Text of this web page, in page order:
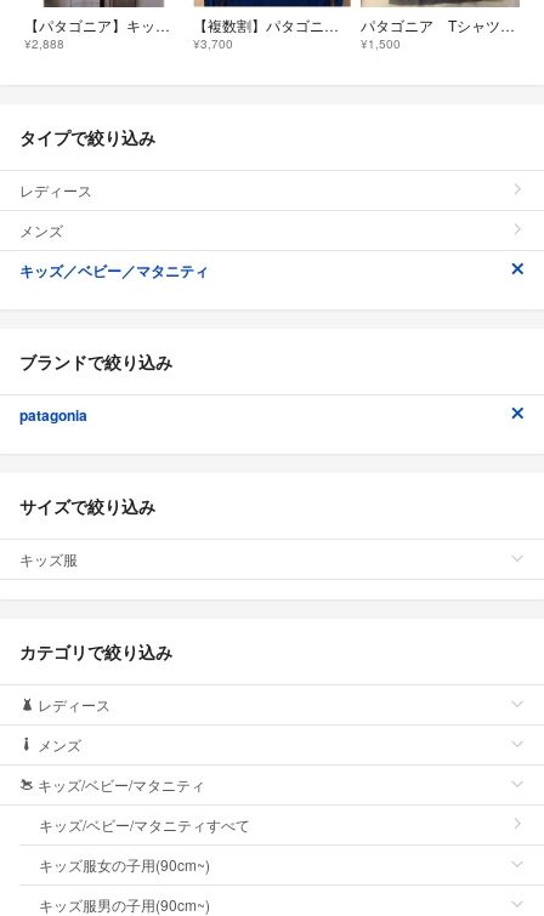
【パタゴニア】キッズTシャツ
¥2,888
【複数割】パタゴニアPatagoniaジュニアロンTネイビー150cm相当L12
¥3,700
パタゴニア Tシャツ Sサイズ
¥1,500
タイプで絞り込み
レディース
メンズ
キッズ／ベビー／マタニティ
ブランドで絞り込み
patagonia
サイズで絞り込み
キッズ服
カテゴリで絞り込み
レディース
メンズ
キッズ/ベビー/マタニティ
キッズ/ベビー/マタニティすべて
キッズ服女の子用(90cm~)
キッズ服男の子用(90cm~)